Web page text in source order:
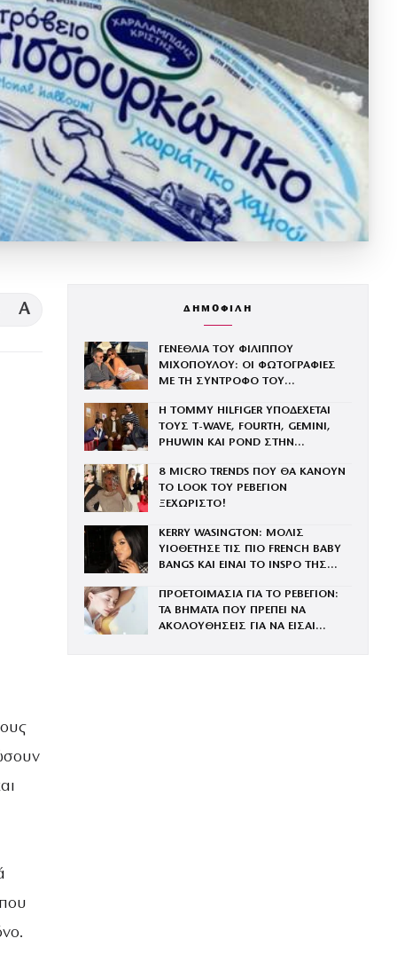
A ΔΗΜΟΦΙΛΗ
ΓΕΝΕΘΛΙΑ ΤΟΥ ΦΙΛΙΠΠΟΥ
ΜΙΧΟΠΟΥΛΟΥ: ΟΙ ΦΩΤΟΓΡΑΦΙΕΣ
ΜΕ ΤΗ ΣΥΝΤΡΟΦΟ ΤΟΥ
ΔΗΜΟΣΙΟ «Σ’ ΑΓΑΠΩ»
Η TOMMY HILFIGER ΥΠΟΔΕΧΕΤΑΙ
ΤΟΥΣ Τ-WAVE, FOURTH, GEMINI,
PHUWIN ΚΑΙ POND ΣΤΗΝ
8 MICRO TRENDS ΠΟΥ ΘΑ ΚΑΝΟΥΝ
ΤΟ LOOK ΤΟΥ ΡΕΒΕΓΙΟΝ
ΞΕΧΩΡΙΣΤΟ!
KERRY WASINGTON: ΜΟΛΙΣ
ΥΙΟΘΕΤΗΣΕ ΤΙΣ ΠΙΟ FRENCH BABY
BANGS ΚΑΙ ΕΙΝΑΙ ΤΟ INSPO ΤΗΣ
ΠΡΟΕΤΟΙΜΑΣΙΑ ΓΙΑ ΤΟ ΡΕΒΕΓΙΟΝ:
ΤΑ ΒΗΜΑΤΑ ΠΟΥ ΠΡΕΠΕΙ ΝΑ
ΑΚΟΛΟΥΘΗΣΕΙΣ ΓΙΑ ΝΑ ΕΙΣΑΙ